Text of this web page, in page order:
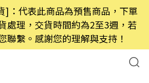
]：代表此商品為預售商品，下單
處理，交貨時間約為2至3週，若
聯繫。感謝您的理解與支持！